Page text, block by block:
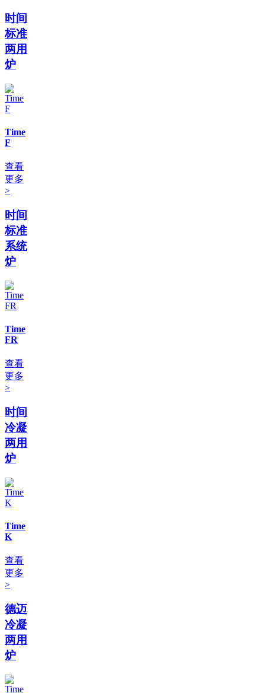
时间
标准
两用
炉
Time
F
查看
更多
>
时间
标准
系统
炉
Time
FR
查看
更多
>
时间
冷凝
两用
炉
Time
K
查看
更多
>
德迈
冷凝
两用
炉